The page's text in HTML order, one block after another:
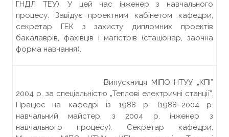
ГНДЛ ТЕУ). У цей час інженер з навчального
процесу. Завідує проектним кабінетом кафедри,
секретар ГЕК з захисту дипломних проектів
бакалаврів, фахівців і магістрів (стаціонар, заочна
форма навчання).
Випускниця МІПО НТУУ „КПІ”
2004 р. за спеціальністю „Теплові електричні станції”.
Працює на кафедрі із 1988 р. (1988–2004 р.
навчальний майстер, з 2004 р. інженер з
навчального процесу). Секретар кафедри.